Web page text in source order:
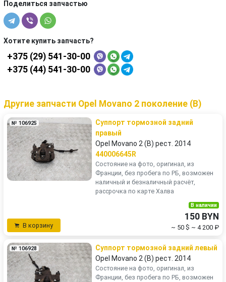
Поделиться запчастью
Хотите купить запчасть?
+375 (29) 541-30-00
+375 (44) 541-30-00
Другие запчасти Opel Movano 2 поколение (B)
№ 106925
Суппорт тормозной задний
правый
Opel Movano 2 (B) рест. 2014
440006645R
Состояние на фото, оригинал, из
Франции, без пробега по РБ, возможен
наличный и безналичный расчёт,
рассрочка по карте Халва
В корзину
В наличии
150 BYN
~ 50 $ ~ 4 200 ₽
№ 106928
Суппорт тормозной задний левый
Opel Movano 2 (B) рест. 2014
Состояние на фото, оригинал, из
Франции, без пробега по РБ, возможен